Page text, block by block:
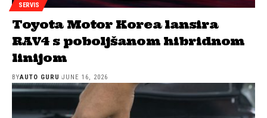
SERVIS
Toyota Motor Korea lansira
RAV4 s poboljšanom hibridnom
linijom
BYAUTO GURU JUNE 16, 2026